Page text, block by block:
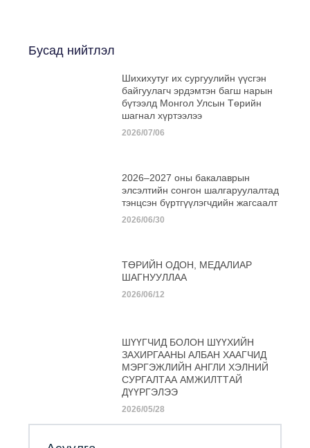
Бусад нийтлэл
Шихихутуг их сургуулийн үүсгэн
байгуулагч эрдэмтэн багш нарын
бүтээлд Монгол Улсын Төрийн
шагнал хүртээлээ
2026/07/06
2026–2027 оны бакалаврын
элсэлтийн сонгон шалгаруулалтад
тэнцсэн бүртгүүлэгчдийн жагсаалт
2026/06/30
ТӨРИЙН ОДОН, МЕДАЛИАР
ШАГНУУЛЛАА
2026/06/12
ШҮҮГЧИД БОЛОН ШҮҮХИЙН
ЗАХИРГААНЫ АЛБАН ХААГЧИД
МЭРГЭЖЛИЙН АНГЛИ ХЭЛНИЙ
СУРГАЛТАА АМЖИЛТТАЙ
ДҮҮРГЭЛЭЭ
2026/05/28